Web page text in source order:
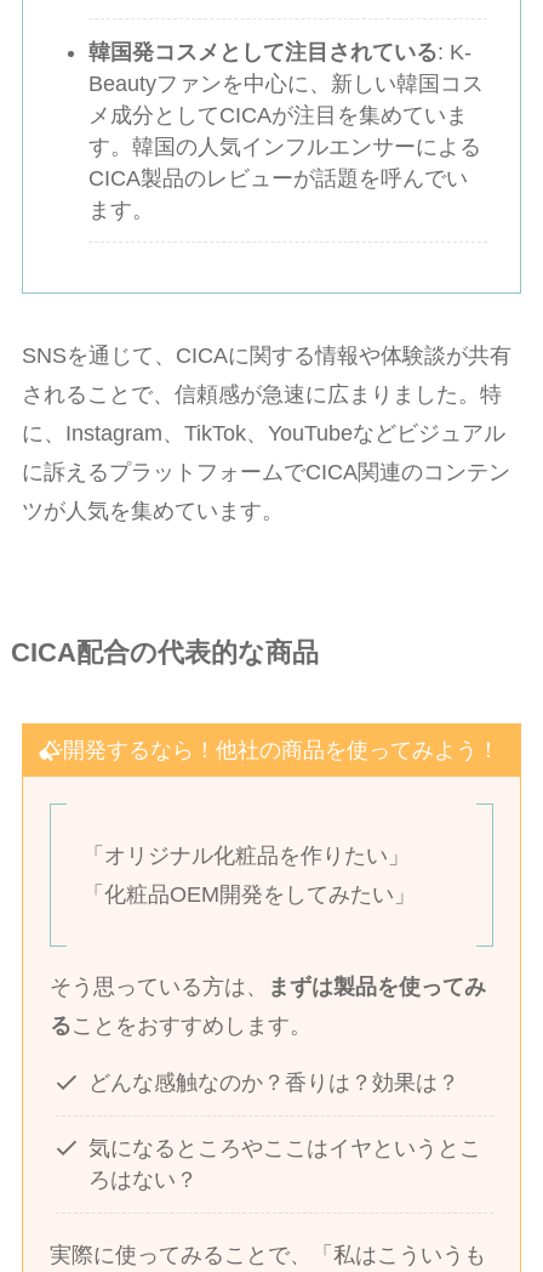
韓国発コスメとして注目されている: K-
Beautyファンを中心に、新しい韓国コス
メ成分としてCICAが注目を集めていま
す。韓国の人気インフルエンサーによる
CICA製品のレビューが話題を呼んでい
ます。
SNSを通じて、CICAに関する情報や体験談が共有
されることで、信頼感が急速に広まりました。特
に、Instagram、TikTok、YouTubeなどビジュアル
に訴えるプラットフォームでCICA関連のコンテン
ツが人気を集めています。
CICA配合の代表的な商品
開発するなら！他社の商品を使ってみよう！
「オリジナル化粧品を作りたい」
「化粧品OEM開発をしてみたい」
そう思っている方は、
まずは製品を使ってみ
ることをおすすめします。
どんな感触なのか？香りは？効果は？
気になるところやここはイヤというとこ
ろはない？
実際に使ってみることで、「私はこういうも